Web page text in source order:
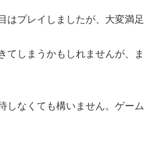
はプレイしましたが、大変満足
てしまうかもしれませんが、ま
しなくても構いません。ゲーム